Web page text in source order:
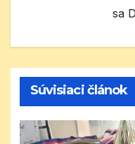
sa
Súvisiaci článok